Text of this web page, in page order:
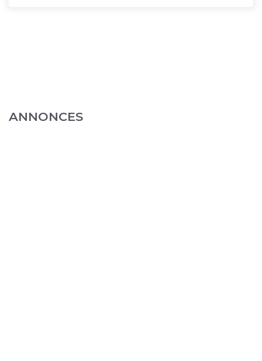
ANNONCES